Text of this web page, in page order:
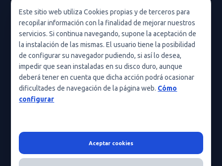
Este sitio web utiliza Cookies propias y de terceros para
recopilar información con la finalidad de mejorar nuestros
servicios. Si continua navegando, supone la aceptación de
la instalación de las mismas. El usuario tiene la posibilidad
de configurar su navegador pudiendo, si así lo desea,
impedir que sean instaladas en su disco duro, aunque
deberá tener en cuenta que dicha acción podrá ocasionar
dificultades de navegación de la página web. Cómo
configurar
Aceptar cookies
Política de privacidad en redes sociales
Condiciones de uso
Política de cookies (UE)
Política de cookies
Condiciones generales de contratación
Nota legal